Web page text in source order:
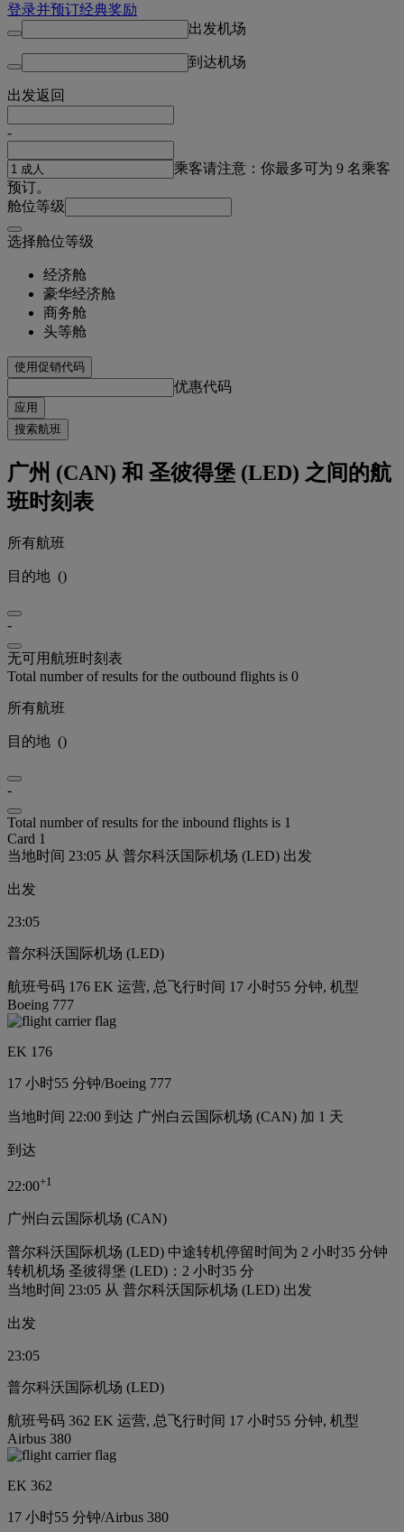
登录并预订经典奖励
出发机场
到达机场
出发返回
-
乘客请注意：你最多可为 9 名乘客
预订。
舱位等级
选择舱位等级
经济舱
豪华经济舱
商务舱
头等舱
使用促销代码
优惠代码
应用
搜索航班
广州 (CAN) 和 圣彼得堡 (LED) 之间的航
班时刻表
所有航班
目的地 ()
-
无可用航班时刻表
Total number of results for the outbound flights is 0
所有航班
目的地 ()
-
Total number of results for the inbound flights is 1
Card 1
当地时间 23:05 从 普尔科沃国际机场 (LED) 出发
出发
23:05
普尔科沃国际机场 (LED)
航班号码 176 EK 运营, 总飞行时间 17 小时55 分钟, 机型
Boeing 777
EK 176
17 小时55 分钟/Boeing 777
当地时间 22:00 到达 广州白云国际机场 (CAN) 加 1 天
到达
22:00+1
广州白云国际机场 (CAN)
普尔科沃国际机场 (LED) 中途转机停留时间为 2 小时35 分钟
转机机场 圣彼得堡 (LED)：2 小时35 分
当地时间 23:05 从 普尔科沃国际机场 (LED) 出发
出发
23:05
普尔科沃国际机场 (LED)
航班号码 362 EK 运营, 总飞行时间 17 小时55 分钟, 机型
Airbus 380
EK 362
17 小时55 分钟/Airbus 380